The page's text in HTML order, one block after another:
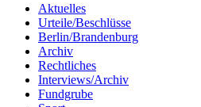
Aktuelles
Urteile/Beschlüsse
Berlin/Brandenburg
Archiv
Rechtliches
Interviews/Archiv
Fundgrube